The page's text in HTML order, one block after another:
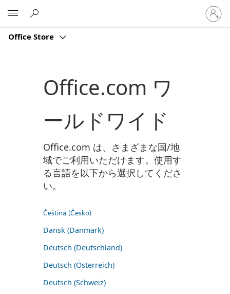
Office Store
ア
カ
ウ
Office.com ワ
ールドワイド
Office.com は、さまざまな国/地
域でご利用いただけます。使用す
る言語を以下から選択してくださ
い。
Čeština (Česko)
Dansk (Danmark)
Deutsch (Deutschland)
Deutsch (Österreich)
Deutsch (Schweiz)